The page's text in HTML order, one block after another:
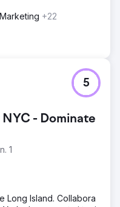
+22
- Dominate
1
5
Long Island. Collabora